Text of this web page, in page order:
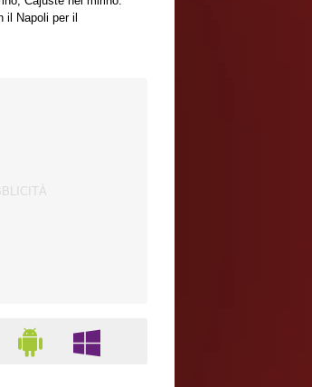
il Napoli per il